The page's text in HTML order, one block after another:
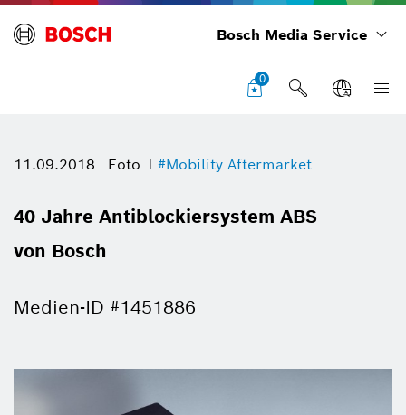
Bosch Media Service
0
11.09.2018 Foto #Mobility Aftermarket
40 Jahre Antiblockiersystem ABS
von Bosch
Medien-ID #1451886